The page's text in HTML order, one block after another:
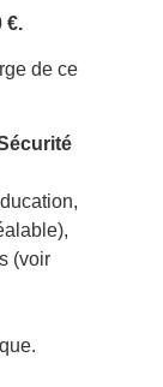
€.
de ce
(voir